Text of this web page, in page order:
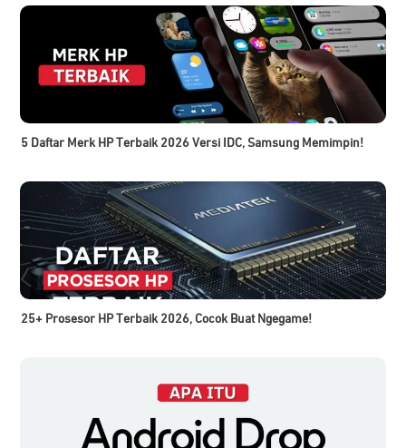
5 Daftar Merk HP Terbaik 2026 Versi IDC, Samsung Memimpin!
25+ Prosesor HP Terbaik 2026, Cocok Buat Ngegame!